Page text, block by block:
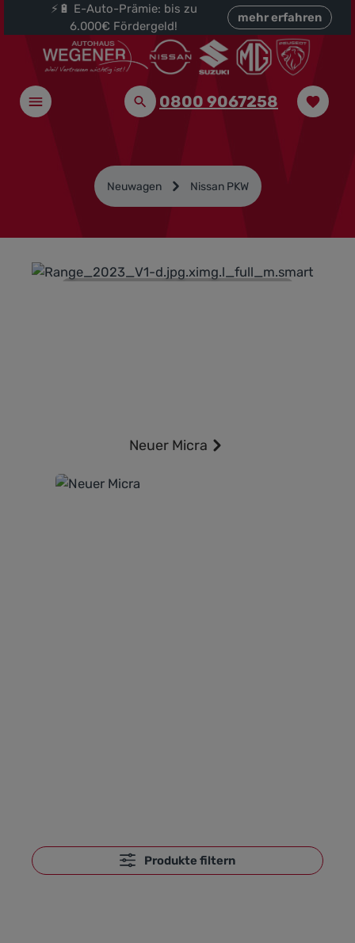
springen
⚡🔋 E-Auto-Prämie: bis zu
6.000€ Fördergeld!
mehr erfahren
0800 9067258
Neuwagen Nissan PKW
Profitieren Sie jetzt von
flexiblen
Neuer Micra
Produkte filtern